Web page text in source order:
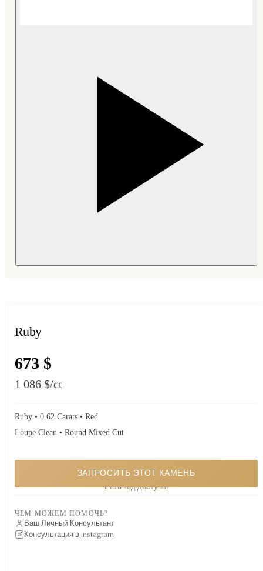
Ruby
673 $
1 086 $/ct
Ruby • 0.62 Carats • Red
Loupe Clean • Round Mixed Cut
ЗАПРОСИТЬ ЭТОТ КАМЕНЬ
Есть код доступа?
ЧЕМ МОЖЕМ ПОМОЧЬ?
Ваш Личный Консультант
Консультация в Instagram